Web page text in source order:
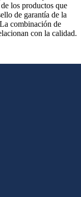
los productos que
de garantía de la
combinación de
con la calidad.